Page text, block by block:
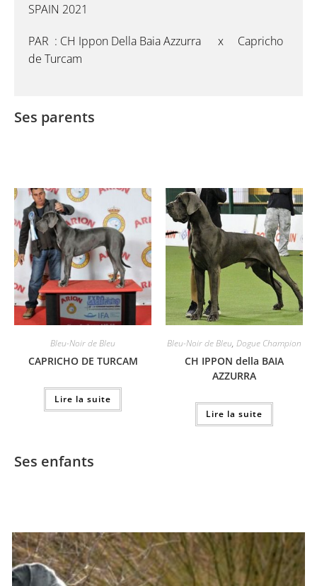
SPAIN 2021
PAR : CH Ippon Della Baia Azzurra x Capricho
de Turcam
Ses parents
Bleu-Noir de Bleu
CAPRICHO DE TURCAM
Lire la suite
Bleu-Noir de Bleu, Dogue Champion
CH IPPON della BAIA
AZZURRA
Lire la suite
Ses enfants